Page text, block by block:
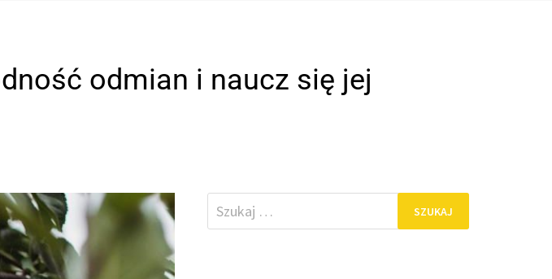
odmian i naucz się jej
Szukaj: